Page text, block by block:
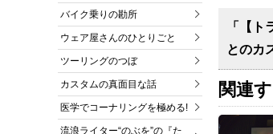
バイク乗りの勘所
ウェア屋さんのひとりごと
ツーリングのつぼ
カスタムの真面目な話
医学でコーナリングを極める!
流浪ライター“のぶを”の『た
「【
とのカ
関連